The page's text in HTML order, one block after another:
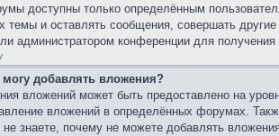
доступны только определённым
темы и оставлять сообщения, совершать
администратором конференции для получения
добавлять вложения?
вложений может быть предоставлено на
вложений в определённых форумах.
знаете, почему не можете добавлять